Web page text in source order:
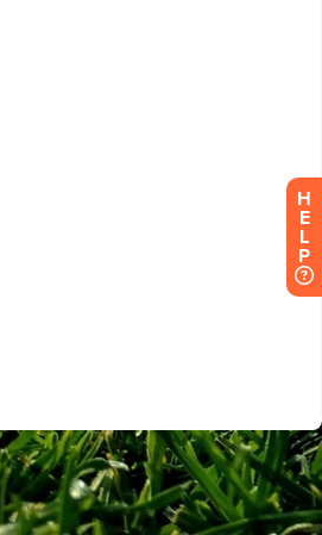
H
E
L
P